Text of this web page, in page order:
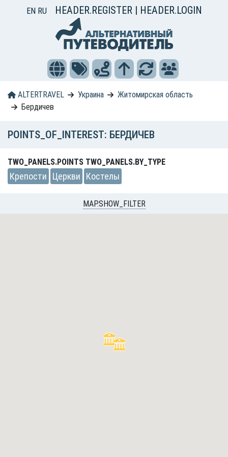
EN RU HEADER.REGISTER | HEADER.LOGIN
ALTERTRAVEL Украина
Житомирская область
Бердичев
POINTS_OF_INTEREST: БЕРДИЧЕВ
TWO_PANELS.POINTS TWO_PANELS.BY_TYPE
Крепости Церкви Костелы
MAP.SHOW_FILTER